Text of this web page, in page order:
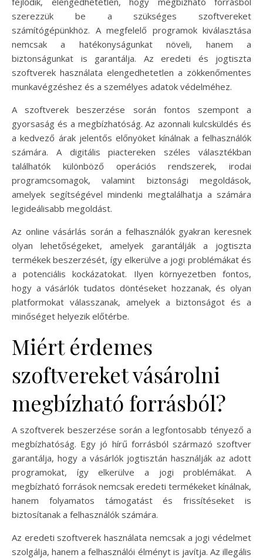
szerezzük be a szükséges szoftvereket
számítógépünkhöz. A megfelelő programok kiválasztása
nemcsak a hatékonyságunkat növeli, hanem a
biztonságunkat is garantálja. Az eredeti és jogtiszta
szoftverek használata elengedhetetlen a zökkenőmentes
munkavégzéshez és a személyes adatok védelméhez.
A szoftverek beszerzése során fontos szempont a
gyorsaság és a megbízhatóság. Az azonnali kulcsküldés és
a kedvező árak jelentős előnyöket kínálnak a felhasználók
számára. A digitális piactereken széles választékban
találhatók különböző operációs rendszerek, irodai
programcsomagok, valamint biztonsági megoldások,
amelyek segítségével mindenki megtalálhatja a számára
legideálisabb megoldást.
Az online vásárlás során a felhasználók gyakran keresnek
olyan lehetőségeket, amelyek garantálják a jogtiszta
termékek beszerzését, így elkerülve a jogi problémákat és
a potenciális kockázatokat. Ilyen környezetben fontos,
hogy a vásárlók tudatos döntéseket hozzanak, és olyan
platformokat válasszanak, amelyek a biztonságot és a
minőséget helyezik előtérbe.
Miért érdemes
szoftvereket vásárolni
megbízható forrásból?
A szoftverek beszerzése során a legfontosabb tényező a
megbízhatóság. Egy jó hírű forrásból származó szoftver
garantálja, hogy a vásárlók jogtisztán használják az adott
programokat, így elkerülve a jogi problémákat. A
megbízható források nemcsak eredeti termékeket kínálnak,
hanem folyamatos támogatást és frissítéseket is
biztosítanak a felhasználók számára.
Az eredeti szoftverek használata nemcsak a jogi védelmet
szolgálja, hanem a felhasználói élményt is javítja. Az illegális